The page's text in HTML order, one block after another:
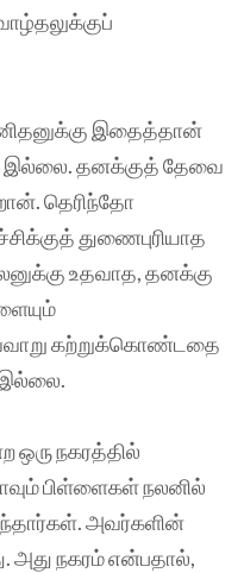
இதைத்தான்
இல்லை. தனக்குத் தேவை
தெரிந்தோ
துணைபுரியாத
உதவாத, தனக்கு
கற்றுக்கொண்டதை
இல்லை.
நகரத்தில்
பிள்ளைகள் நலனில்
அவர்களின்
அது நகரம் என்பதால்,